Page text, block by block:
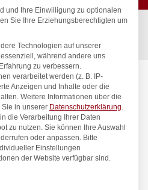
Suchen
Geräte für Profis
Kneipp’sche Garnitur 1/2″
und Ihre Einwilligung zu optionalen
Sie Ihre Erziehungsberechtigten um
Technologien auf unserer
während andere uns
zu verbessern.
verarbeitet werden (z. B. IP-
Anzeigen und Inhalte oder die
Weitere Informationen über die
in unserer Datenschutzerklärung.
die Verarbeitung Ihrer Daten
zu nutzen. Sie können Ihre Auswahl
oder anpassen. Bitte
Einstellungen
der Website verfügbar sind.
Gruppen, für die eine